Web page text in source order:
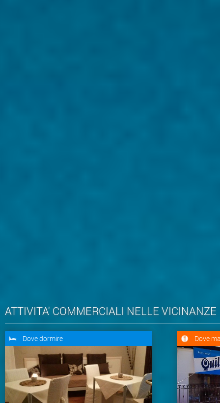
ATTIVITA' COMMERCIALI NELLE VICINANZE
Dove dormire Dove